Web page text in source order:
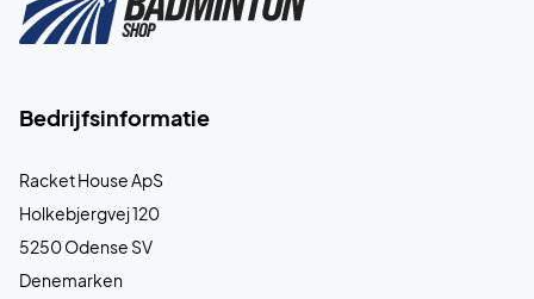
Bedrijfsinformatie
Racket House ApS
Holkebjergvej 120
5250 Odense SV
Denemarken